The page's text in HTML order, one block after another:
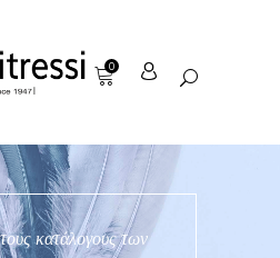
0
κατάλογους των